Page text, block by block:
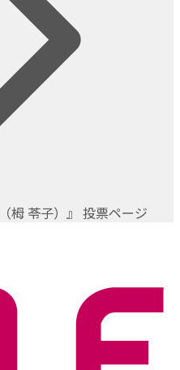
栂 苓子）』 投票ページ